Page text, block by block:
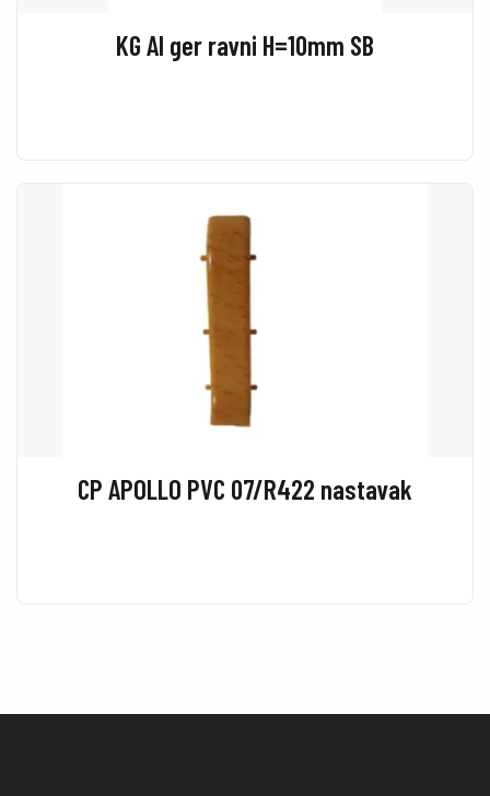
KG Al ger ravni H=10mm SB
CP APOLLO PVC 07/R422 nastavak